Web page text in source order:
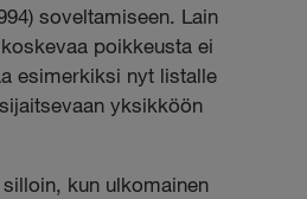
soveltamiseen. Lain
poikkeusta ei
esimerkiksi nyt listalle
yksikköön
kun ulkomainen